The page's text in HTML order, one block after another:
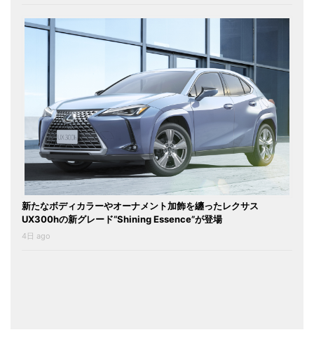
新たなボディカラーやオーナメント加飾を纏ったレクサス
UX300hの新グレード“Shining Essence”が登場
4日 ago